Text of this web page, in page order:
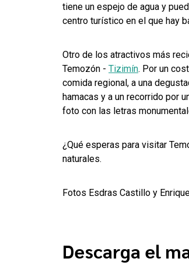
tiene un espejo de agua y
centro turístico en el que hay
Otro de los atractivos más
Temozón - Tizimín. Por un
comida regional, a una
hamacas y a un recorrido por
foto con las letras
¿Qué esperas para visitar
naturales.
Fotos Esdras Castillo y
Descarga el